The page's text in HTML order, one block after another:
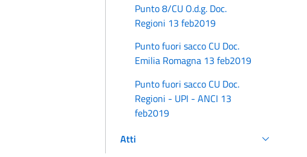
Punto 8/CU O.d.g. Doc.
Regioni 13 feb2019
Punto fuori sacco CU Doc.
Emilia Romagna 13 feb2019
Punto fuori sacco CU Doc.
Regioni - UPI - ANCI 13
feb2019
Atti